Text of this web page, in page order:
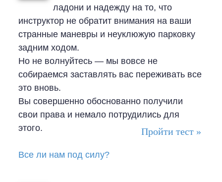
ладони и надежду на то, что
инструктор не обратит внимания на ваши
странные маневры и неуклюжую парковку
задним ходом.
Но не волнуйтесь — мы вовсе не
собираемся заставлять вас переживать все
это вновь.
Вы совершенно обоснованно получили
свои права и немало потрудились для
этого.
Пройти тест »
Все ли нам под силу?